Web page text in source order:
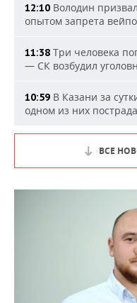
12:10 Володин
опытом запрета
11:38 Три человека
— СК возбудил
10:59 В Казани за
одном из них
ВСЕ